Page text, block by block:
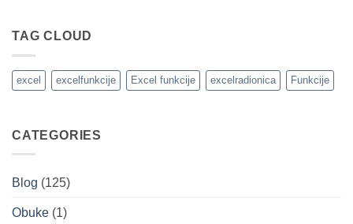
napravljenog
u
TAG CLOUD
excel excelfunkcije Excel funkcije excelradionica Funkcije
CATEGORIES
Blog (125)
Obuke (1)